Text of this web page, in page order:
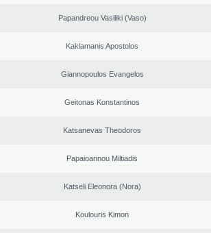
Papandreou Vasiliki (Vaso)
Kaklamanis Apostolos
Giannopoulos Evangelos
Geitonas Konstantinos
Katsanevas Theodoros
Papaioannou Miltiadis
Katseli Eleonora (Nora)
Koulouris Kimon